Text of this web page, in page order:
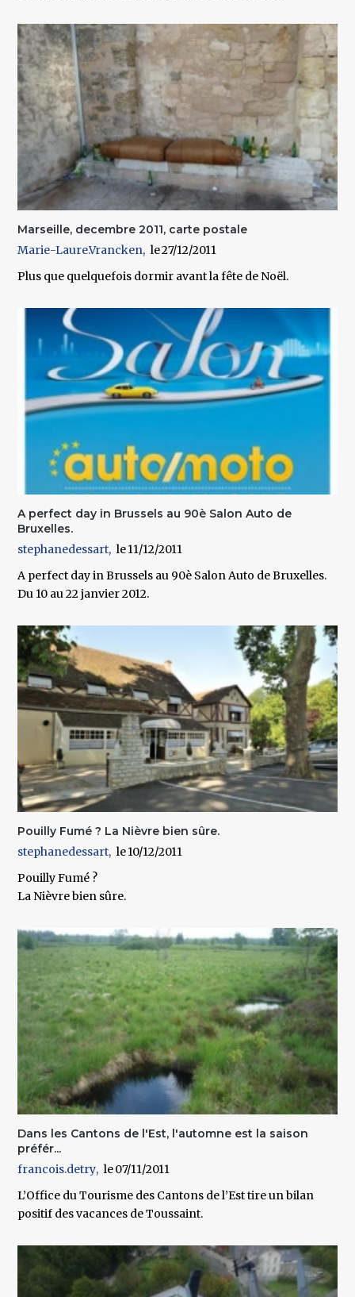
Marseille, decembre 2011, carte postale
Marie-Laure.Vrancken
27/12/2011
Plus que quelquefois dormir avant la fête de Noël.
A perfect day in Brussels au 90è Salon Auto de
Bruxelles.
stephanedessart
11/12/2011
A perfect day in Brussels au 90è Salon Auto de Bruxelles.
Du 10 au 22 janvier 2012.
Pouilly Fumé ? La Nièvre bien sûre.
stephanedessart
10/12/2011
Pouilly Fumé ?
La Nièvre bien sûre.
Dans les Cantons de l'Est, l'automne est la saison
préfér...
francois.detry
07/11/2011
L’Office du Tourisme des Cantons de l’Est tire un bilan
positif des vacances de Toussaint.